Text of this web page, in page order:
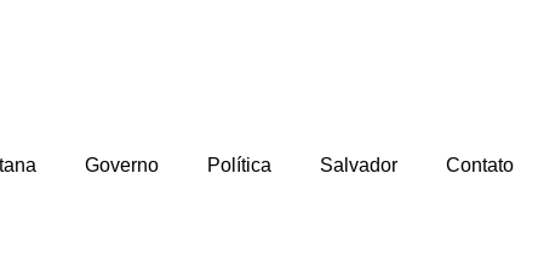
Governo Política Salvador Contato